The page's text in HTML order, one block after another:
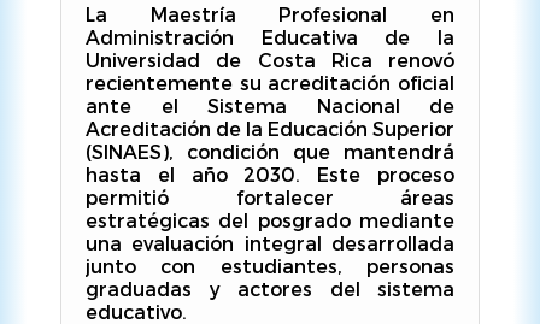
La Maestría Profesional en
Administración Educativa de la
Universidad de Costa Rica renovó
recientemente su acreditación oficial
ante el Sistema Nacional de
Acreditación de la Educación Superior
(SINAES), condición que mantendrá
hasta el año 2030. Este proceso
permitió fortalecer áreas
estratégicas del posgrado mediante
una evaluación integral desarrollada
junto con estudiantes, personas
graduadas y actores del sistema
educativo.